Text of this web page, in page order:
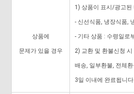
상품에
문제가 있을 경우
1) 상품이 표시/광고된
- 신선식품, 냉장식품,
- 기타 상품 : 수령일로
2) 교환 및 환불신청
배송, 일부환불, 전체
3일 이내에 완료됩니